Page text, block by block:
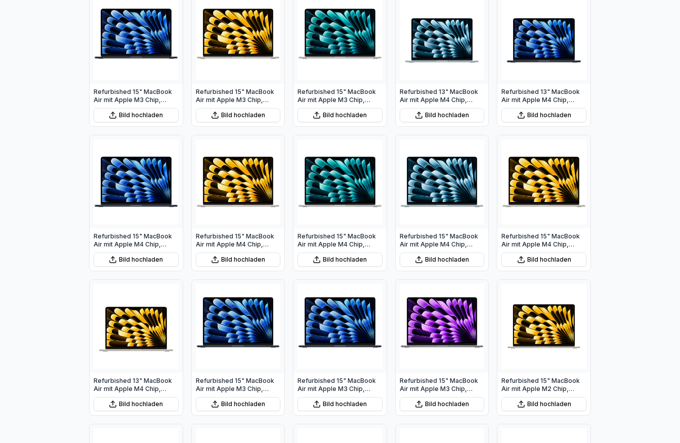
Refurbished 15" MacBook
Air mit Apple M3 Chip,
8‑Core CPU und 10‑Core
GPU - Mitternacht
Bild hochladen
Refurbished 15" MacBook
Air mit Apple M3 Chip,
8‑Core CPU und 10‑Core
GPU - Polarstern
Bild hochladen
Refurbished 15" MacBook
Air mit Apple M3 Chip,
8‑Core CPU und 10‑Core
GPU - SilberBild hochladen
Refurbished 13" MacBook
Air mit Apple M4 Chip,
10‑Core CPU und 10‑Core
GPU - Himmelblau
Bild hochladen
Refurbished 13" MacBook
Air mit Apple M4 Chip,
10‑Core CPU und 10‑Core
GPU - Mitternacht
Bild hochladen
Refurbished 15" MacBook
Air mit Apple M4 Chip,
10‑Core CPU und 10‑Core
GPU - Mitternacht
Bild hochladen
Refurbished 15" MacBook
Air mit Apple M4 Chip,
10‑Core CPU und 10‑Core
GPU - Polarstern
Bild hochladen
Refurbished 15" MacBook
Air mit Apple M4 Chip,
10‑Core CPU und 10‑Core
GPU - SilberBild hochladen
Refurbished 15" MacBook
Air mit Apple M4 Chip,
10‑Core CPU und 10‑Core
GPU - Himmelblau
Bild hochladen
Refurbished 15" MacBook
Air mit Apple M4 Chip,
10‑Core CPU und 10‑Core
GPU - Polarstern
Bild hochladen
Refurbished 13" MacBook
Air mit Apple M4 Chip,
10‑Core CPU und 10‑Core
GPU - Polarstern
Bild hochladen
Refurbished 15" MacBook
Air mit Apple M3 Chip,
8‑Core CPU und 10‑Core
GPU - Mitternacht
Bild hochladen
Refurbished 15" MacBook
Air mit Apple M3 Chip,
8‑Core CPU und 10‑Core
GPU - Mitternacht
Bild hochladen
Refurbished 15" MacBook
Air mit Apple M3 Chip,
8‑Core CPU und 10‑Core
GPU - Space Grau
Bild hochladen
Refurbished 15" MacBook
Air mit Apple M2 Chip,
8‑Core CPU und 10‑Core
GPU - Polarstern
Bild hochladen